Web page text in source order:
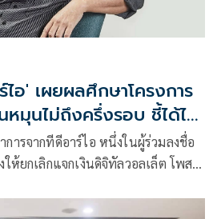
อ' เผยผลศึกษาโครงการ
หมุนไม่ถึงครึ่งรอบ ชี้ได้ไม่
ารจากทีดีอาร์ไอ หนึ่งในผู้ร่วมลงชื่อ
ให้ยกเลิกแจกเงินดิจิทัลวอลเล็ต โพสต์